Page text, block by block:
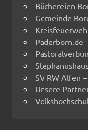
Büchereien
Gemeinde
Paderborn.de
SV RW Alfen
Unsere